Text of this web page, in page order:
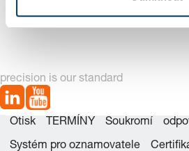
precision is our standard
Otisk TERMÍNY Soukromí
Systém pro oznamovatele